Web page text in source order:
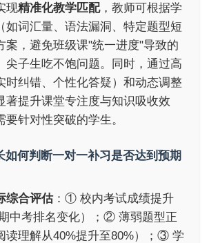
现精准化教学匹配，教师可根据学
如词汇量、语法漏洞、特定题型短
案，避免班级课"统一进度"导致的
尖子生吃不饱问题。同时，通过高
时纠错、个性化答疑）和动态调整
著提升课堂专注度与知识吸收效
针对性突破的学生。
如何判断一对一补习是否达到预期
综合评估：① 校内考试成绩提升
中考排名变化）；② 薄弱题型正
读理解从40%提升至80%）；③ 学